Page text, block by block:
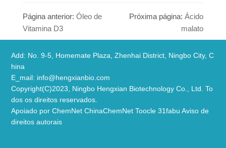
Página anterior: Óleo de
Vitamina D3
Próxima página:Ácido
malato
Add: No. 9-5, Homemate Plaza, Zhenhai District, Ningbo City, C
hina
E_mail: info@hengxianbio.com
Copyright(C)2023, Ningbo Hengxian Biotechnology Co., Ltd. To
dos os direitos reservados.
Apoiado por ChemNet ChinaChemNet Toocle 31fabu Aviso de
direitos autorais